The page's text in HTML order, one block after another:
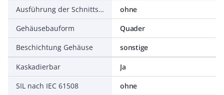
Ausführung der Schnittstelle für sicherheitsgerichtete Kommunikation
ohne
Gehäusebauform
Quader
Beschichtung Gehäuse
sonstige
Kaskadierbar
Ja
SIL nach IEC 61508
ohne